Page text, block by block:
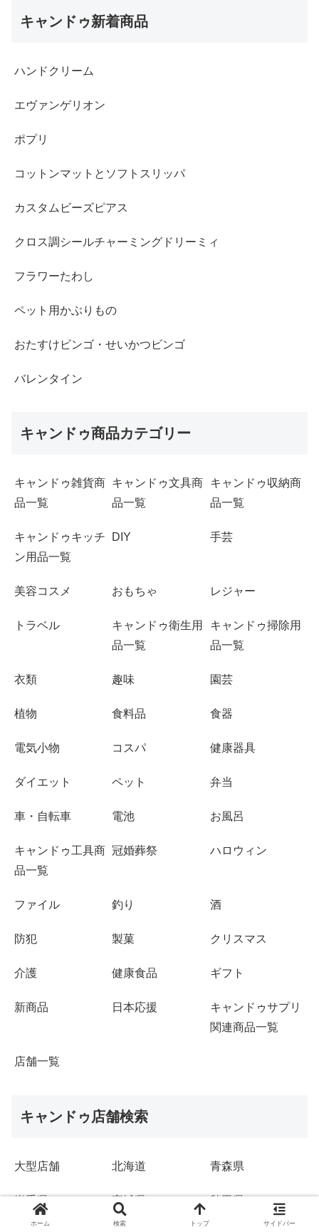
キャンドゥ新着商品
ハンドクリーム
エヴァンゲリオン
ポプリ
コットンマットとソフトスリッパ
カスタムビーズピアス
クロス調シールチャーミングドリーミィ
フラワーたわし
ペット用かぶりもの
おたすけビンゴ・せいかつビンゴ
バレンタイン
キャンドゥ商品カテゴリー
キャンドゥ雑貨商
品一覧
キャンドゥ文具商
品一覧
キャンドゥ収納商
品一覧
キャンドゥキッチ
ン用品一覧
DIY 手芸
美容コスメ おもちゃ レジャー
トラベル
キャンドゥ衛生用
品一覧
キャンドゥ掃除用
品一覧
衣類 趣味 園芸
植物 食料品 食器
電気小物 コスパ 健康器具
ダイエット ペット 弁当
車・自転車 電池 お風呂
キャンドゥ工具商
品一覧
冠婚葬祭 ハロウィン
ファイル 釣り 酒
防犯 製菓 クリスマス
介護 健康食品 ギフト
新商品 日本応援
キャンドゥサプリ
関連商品一覧
店舗一覧
キャンドゥ店舗検索
大型店舗 北海道 青森県
岩手県 宮城県 秋田県
ホーム 検索 トップ サイドバー